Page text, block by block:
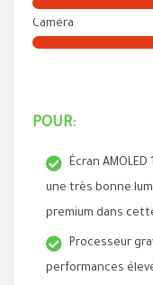
Caméra
POUR:
Écran
une très bonne
premium dans
Processeur
performances